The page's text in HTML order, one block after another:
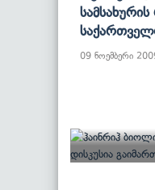
09 ნოემბერი